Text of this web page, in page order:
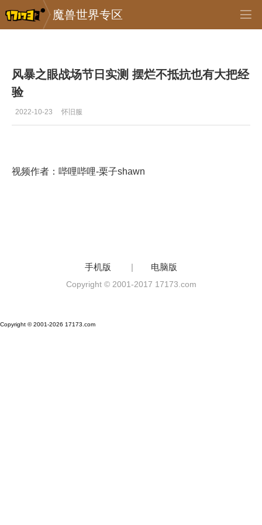
魔兽世界专区
专区_《魔兽世界》 >
风暴之眼战场节日实测 摆烂不抵抗也有大把经
验
2022-10-23 怀旧服
视频作者：哔哩哔哩-栗子shawn
手机版 | 电脑版
Copyright © 2001-2017 17173.com
Copyright © 2001-2026 17173.com